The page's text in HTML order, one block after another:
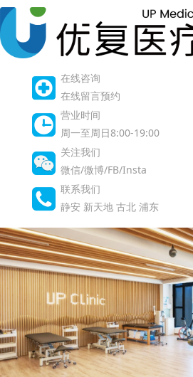
在线咨询
在线留言预约
营业时间
周一至周日8:00-19:00
关注我们
微信/微博/FB/Insta
联系我们
静安 新天地 古北 浦东